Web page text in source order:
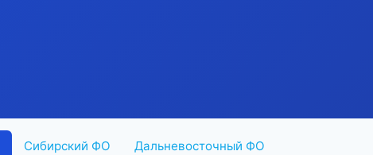
Сибирский ФО Дальневосточный ФО